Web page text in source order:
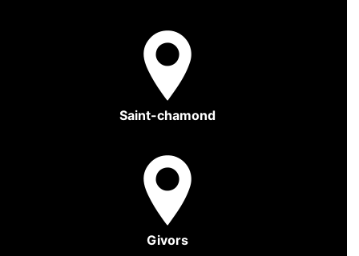
Saint-chamond
Givors